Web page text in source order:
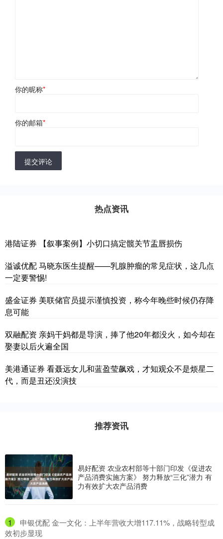
你的昵称*
你的邮箱*
提交评论
热点资讯
港陆证券 【叙事案例】小切口搞定髋关节盂唇损伤
溢诚优配 马晓东医生提醒——乳腺肿瘤的常见症状，这几点
一定要警惕!
盛金证券 美联储官员提示谨慎投资，称今年晚些时候仍存降
息可能
双融配资 亲妈干妈都是导演，捧了他20年都没火，如今却在
娶妻以后火遍全国
美港通证券 看聂远女儿和蓝盈莹飙戏，才知观众不是烦星二
代，而是丑还没演技
推荐资讯
易好配资 农业农村部等十部门印发《促进农
产品消费实施方案》 努力释放“三化”潜力 有
力有效扩大农产品消费
1
​申银优配 金一文化：上半年营收大增117.11%，战略转型成
效初步显现